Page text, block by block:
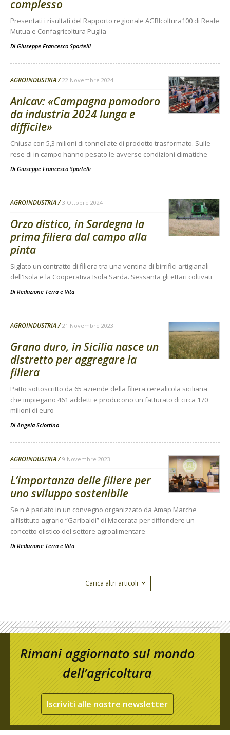
complesso
Presentati i risultati del Rapporto regionale AGRIcoltura100 di Reale
Mutua e Confagricoltura Puglia
Di Giuseppe Francesco Sportelli
AGROINDUSTRIA 22 Novembre 2024
Anicav: «Campagna pomodoro
da industria 2024 lunga e
difficile»
Chiusa con 5,3 milioni di tonnellate di prodotto trasformato. Sulle
rese di in campo hanno pesato le avverse condizioni climatiche
Di Giuseppe Francesco Sportelli
AGROINDUSTRIA 3 Ottobre 2024
Orzo distico, in Sardegna la
prima filiera dal campo alla
pinta
Siglato un contratto di filiera tra una ventina di birrifici artigianali
dell'Isola e la Cooperativa Isola Sarda. Sessanta gli ettari coltivati
Di Redazione Terra e Vita
AGROINDUSTRIA 21 Novembre 2023
Grano duro, in Sicilia nasce un
distretto per aggregare la
filiera
Patto sottoscritto da 65 aziende della filiera cerealicola siciliana
che impiegano 461 addetti e producono un fatturato di circa 170
milioni di euro
Di Angela Sciortino
AGROINDUSTRIA 9 Novembre 2023
L’importanza delle filiere per
uno sviluppo sostenibile
Se n'è parlato in un convegno organizzato da Amap Marche
all’Istituto agrario “Garibaldi” di Macerata per diffondere un
concetto olistico del settore agroalimentare
Di Redazione Terra e Vita
Carica altri articoli
Rimani aggiornato sul mondo
dell’agricoltura
Iscriviti alle nostre newsletter